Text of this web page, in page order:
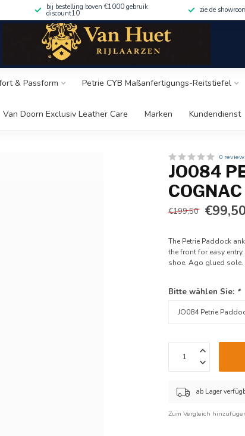
bij bestelling boven €1000 gebruik
discount10 zie de
& Passform Petrie CYB Maßanfertigungs-Reitstiefel
Van Doorn Exclusiv Leather Care Marken Kundendienst
0
JO084
€199,50 €99,50
The Petrie Paddock
the front for easy
shoe. Ago glued
Bitte wählen Sie: *
ab Lager
Zum Vergleich